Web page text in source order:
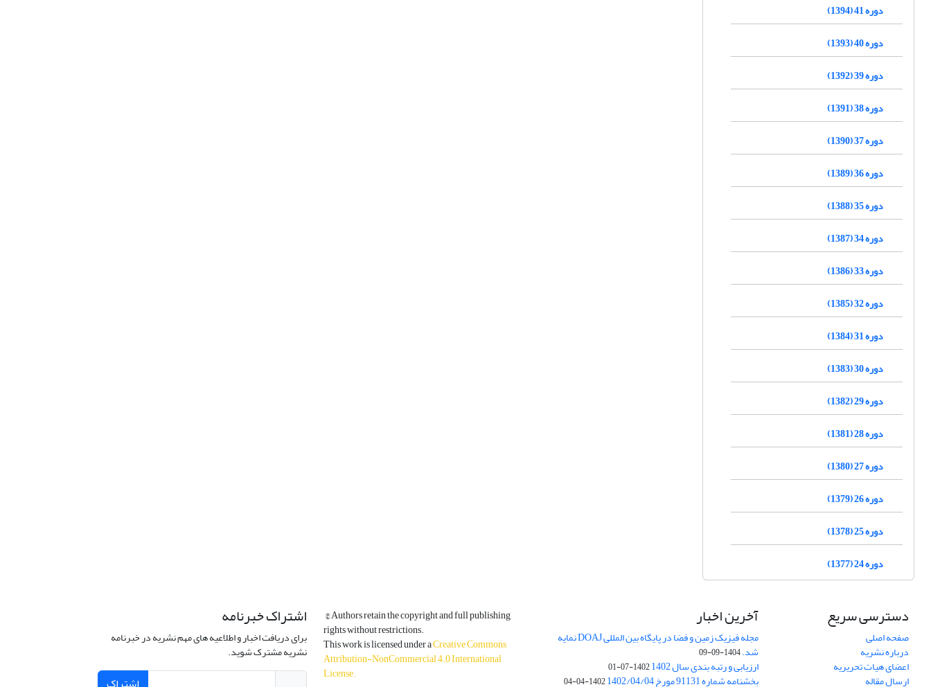
دوره 41 (1394)
دوره 40 (1393)
دوره 39 (1392)
دوره 38 (1391)
دوره 37 (1390)
دوره 36 (1389)
دوره 35 (1388)
دوره 34 (1387)
دوره 33 (1386)
دوره 32 (1385)
دوره 31 (1384)
دوره 30 (1383)
دوره 29 (1382)
دوره 28 (1381)
دوره 27 (1380)
دوره 26 (1379)
دوره 25 (1378)
دوره 24 (1377)
دسترسی سریع
صفحه اصلی
درباره نشریه
اعضای هیات تحریریه
ارسال مقاله
آخرین اخبار
مجله فیزیک زمین و فضا در پایگاه بین المللی DOAJ نمایه
شد.1404-09-09
ارزیابی و رتبه بندی سال 1402 1402-07-01
بخشنامه شماره 91131 مورخ 1402/04/04 1402-04-04
© Authors retain the copyright and full publishing
rights without restrictions.
This work is licensed under aCreative Commons
Attribution-NonCommercial 4.0 International
License.
اشتراک خبرنامه
برای دریافت اخبار و اطلاعیه های مهم نشریه در خبرنامه
نشریه مشترک شوید.